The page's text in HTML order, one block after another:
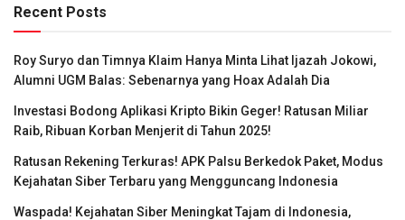
Recent Posts
Roy Suryo dan Timnya Klaim Hanya Minta Lihat Ijazah Jokowi,
Alumni UGM Balas: Sebenarnya yang Hoax Adalah Dia
Investasi Bodong Aplikasi Kripto Bikin Geger! Ratusan Miliar
Raib, Ribuan Korban Menjerit di Tahun 2025!
Ratusan Rekening Terkuras! APK Palsu Berkedok Paket, Modus
Kejahatan Siber Terbaru yang Mengguncang Indonesia
Waspada! Kejahatan Siber Meningkat Tajam di Indonesia,